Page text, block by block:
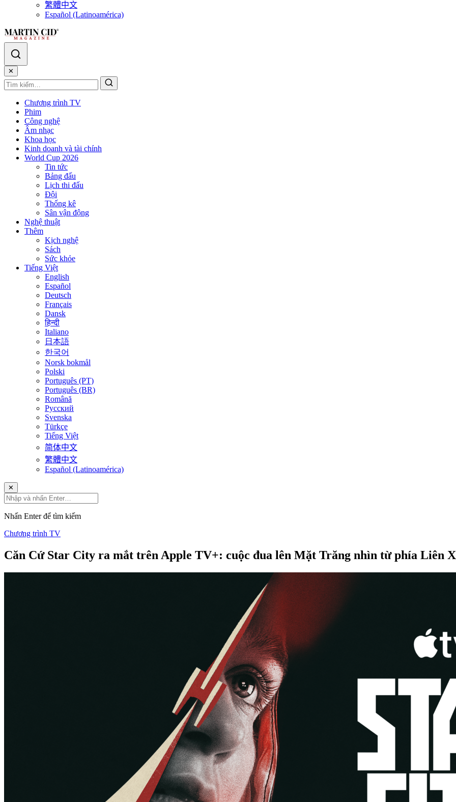
繁體中文
Español (Latinoamérica)
✕
Chương trình TV
Phim
Công nghệ
Âm nhạc
Khoa học
Kinh doanh và tài chính
World Cup 2026
Tin tức
Bảng đấu
Lịch thi đấu
Đội
Thống kê
Sân vận động
Nghệ thuật
Thêm
Kịch nghệ
Sách
Sức khỏe
Tiếng Việt
English
Español
Deutsch
Français
Dansk
हिन्दी
Italiano
日本語
한국어
Norsk bokmål
Polski
Português (PT)
Português (BR)
Română
Русский
Svenska
Türkçe
Tiếng Việt
简体中文
繁體中文
Español (Latinoamérica)
✕
Nhấn Enter để tìm kiếm
Chương trình TV
Căn Cứ Star City ra mắt trên Apple TV+: cuộc đua lên Mặt Trăng nhìn từ phía Liên